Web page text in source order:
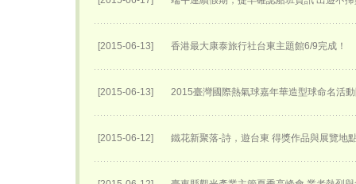
[2015-06-13] 香港最大康泰旅行社台東主題館6/9完成！
[2015-06-13] 2015臺灣國際熱氣球嘉年華​造型球命名活
[2015-06-12] 鐵花新聚落-詩，遊台東 得獎作品與展覽地